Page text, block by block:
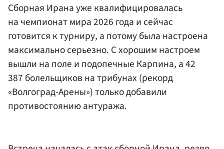
Сборная Ирана уже квалифицировалась
на чемпионат мира 2026 года и сейчас
готовится к турниру, а потому была настроена
максимально серьезно. С хорошим настроем
вышли на поле и подопечные Карпина, а 42
387 болельщиков на трибунах (рекорд
«Волгоград-Арены») только добавили
противостоянию антуража.